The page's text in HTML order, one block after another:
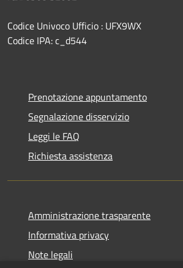
Codice Univoco Ufficio : UFX9WX
Codice IPA: c_d544
Prenotazione appuntamento
Segnalazione disservizio
Leggi le FAQ
Richiesta assistenza
Amministrazione trasparente
Informativa privacy
Note legali